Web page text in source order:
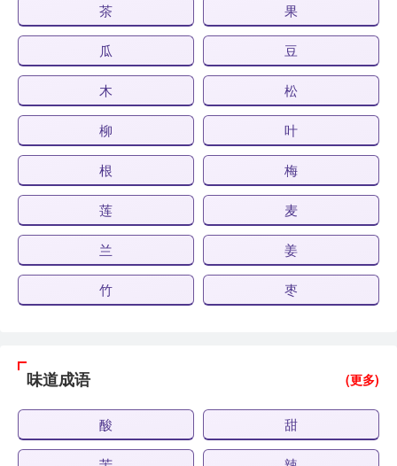
茶 果
瓜 豆
木 松
柳 叶
根 梅
莲 麦
兰 姜
竹 枣
味道成语 (更多)
酸 甜